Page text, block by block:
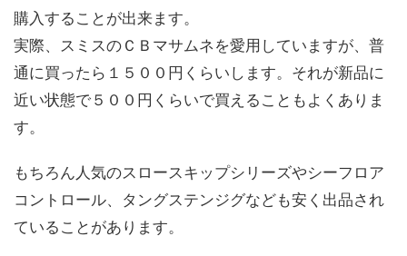
購入することが出来ます。
実際、スミスのＣＢマサムネを愛用していますが、普
通に買ったら１５００円くらいします。それが新品に
近い状態で５００円くらいで買えることもよくありま
す。
もちろん人気のスロースキップシリーズやシーフロア
コントロール、タングステンジグなども安く出品され
ていることがあります。